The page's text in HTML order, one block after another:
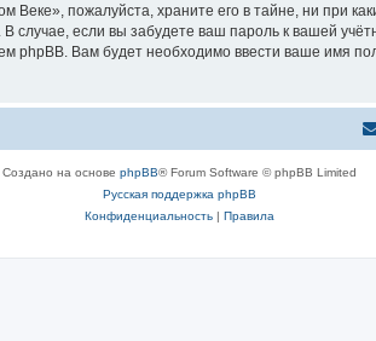
пожалуйста, храните его в тайне, ни при
случае, если вы забудете ваш пароль к вашей
Вам будет необходимо ввести ваше имя
Создано на основе phpBB® Forum Software © phpBB Limited
Русская поддержка phpBB
Конфиденциальность| Правила